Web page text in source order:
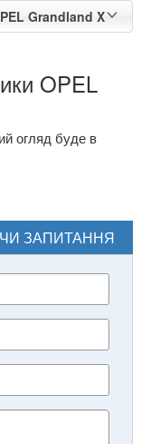
Grandland X
OPEL
огляд буде в
ЗАПИТАННЯ